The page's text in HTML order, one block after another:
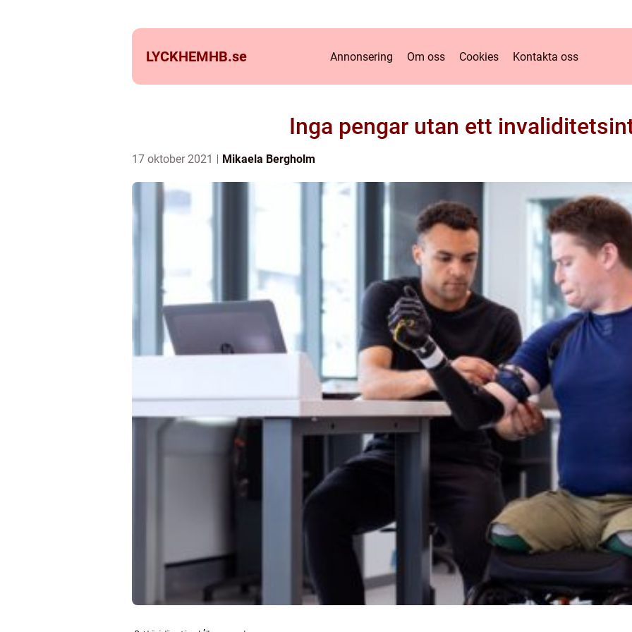
LYCKHEMHB.se Annonsering Om oss Cookies Kontakta oss
Inga pengar utan ett
17 oktober 2021 Mikaela Bergholm